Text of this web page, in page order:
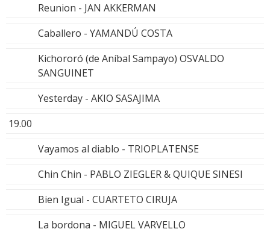
Reunion - JAN AKKERMAN
Caballero - YAMANDÚ COSTA
Kichororó (de Aníbal Sampayo) OSVALDO
SANGUINET
Yesterday - AKIO SASAJIMA
19.00
Vayamos al diablo - TRIOPLATENSE
Chin Chin - PABLO ZIEGLER & QUIQUE SINESI
Bien Igual - CUARTETO CIRUJA
La bordona - MIGUEL VARVELLO